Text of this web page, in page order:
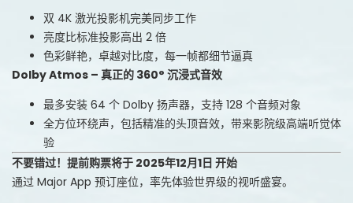
双 4K 激光投影机完美同步工作
亮度比标准投影高出 2 倍
色彩鲜艳，卓越对比度，每一帧都细节逼真
Dolby Atmos – 真正的 360° 沉浸式音效
最多安装 64 个 Dolby 扬声器，支持 128 个音频对象
全方位环绕声，包括精准的头顶音效，带来影院级高端听觉体
验
不要错过！提前购票将于 2025年12月1日 开始
通过 Major App 预订座位，率先体验世界级的视听盛宴。